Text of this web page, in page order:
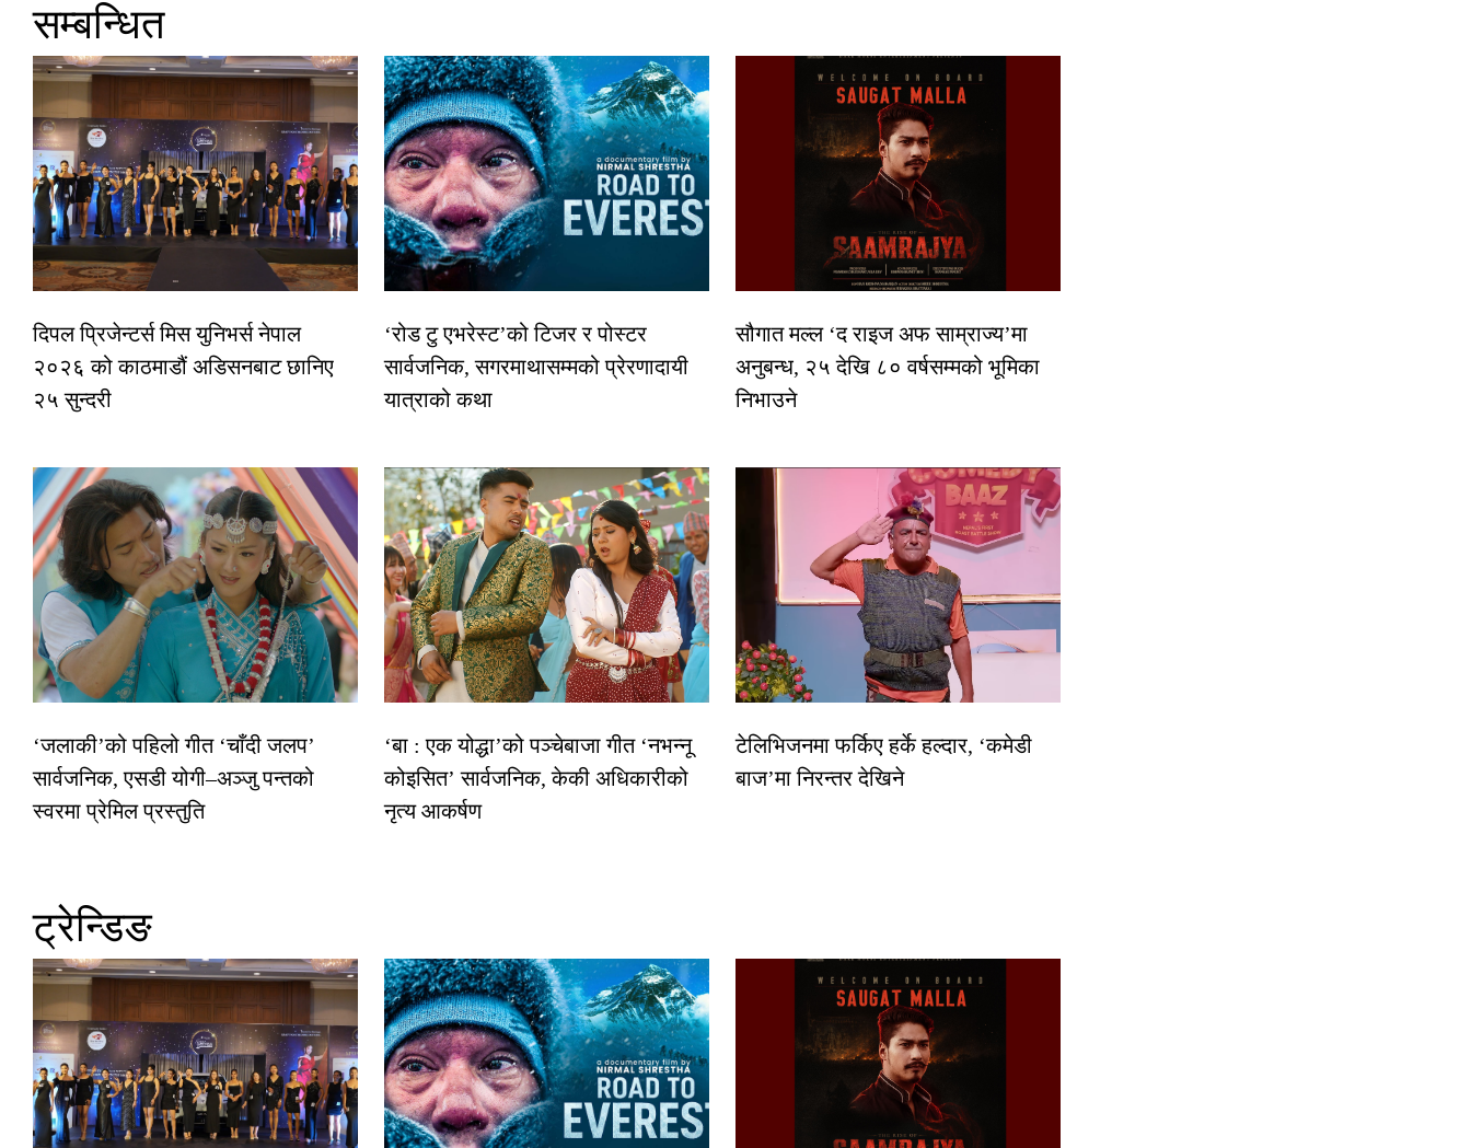
सम्बन्धित
दिपल प्रिजेन्टर्स मिस युनिभर्स नेपाल
२०२६ को काठमाडौं अडिसनबाट छानिए
२५ सुन्दरी
‘रोड टु एभरेस्ट’को टिजर र पोस्टर
सार्वजनिक, सगरमाथासम्मको प्रेरणादायी
यात्राको कथा
सौगात मल्ल ‘द राइज अफ साम्राज्य’मा
अनुबन्ध, २५ देखि ८० वर्षसम्मको भूमिका
निभाउने
‘जलाकी’को पहिलो गीत ‘चाँदी जलप’
सार्वजनिक, एसडी योगी–अञ्जु पन्तको
स्वरमा प्रेमिल प्रस्तुति
‘बा : एक योद्धा’को पञ्चेबाजा गीत ‘नभन्नू
कोइसित’ सार्वजनिक, केकी अधिकारीको
नृत्य आकर्षण
टेलिभिजनमा फर्किए हर्के हल्दार, ‘कमेडी
बाज’मा निरन्तर देखिने
ट्रेन्डिङ